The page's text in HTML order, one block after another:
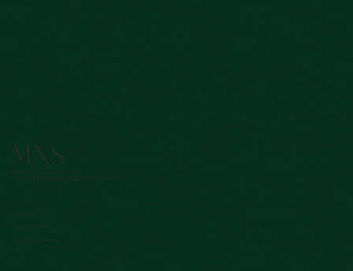
MNS
Menssa.be | Christophe Hardiquest
© Photos & Vidéos
Anthony Florio tous droits réservés
Terms & Conditions
Accessibility Statement